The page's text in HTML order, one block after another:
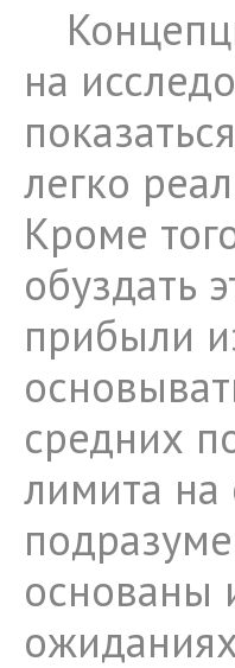
на
легко
Кроме
обуздать
прибыли
средних
лимита на
основаны